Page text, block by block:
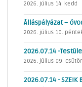
2026. július 14. kedd
Álláspályázat –
2026. július 10.
2026.07.14 -
2026. július 09.
2026.07.14 -